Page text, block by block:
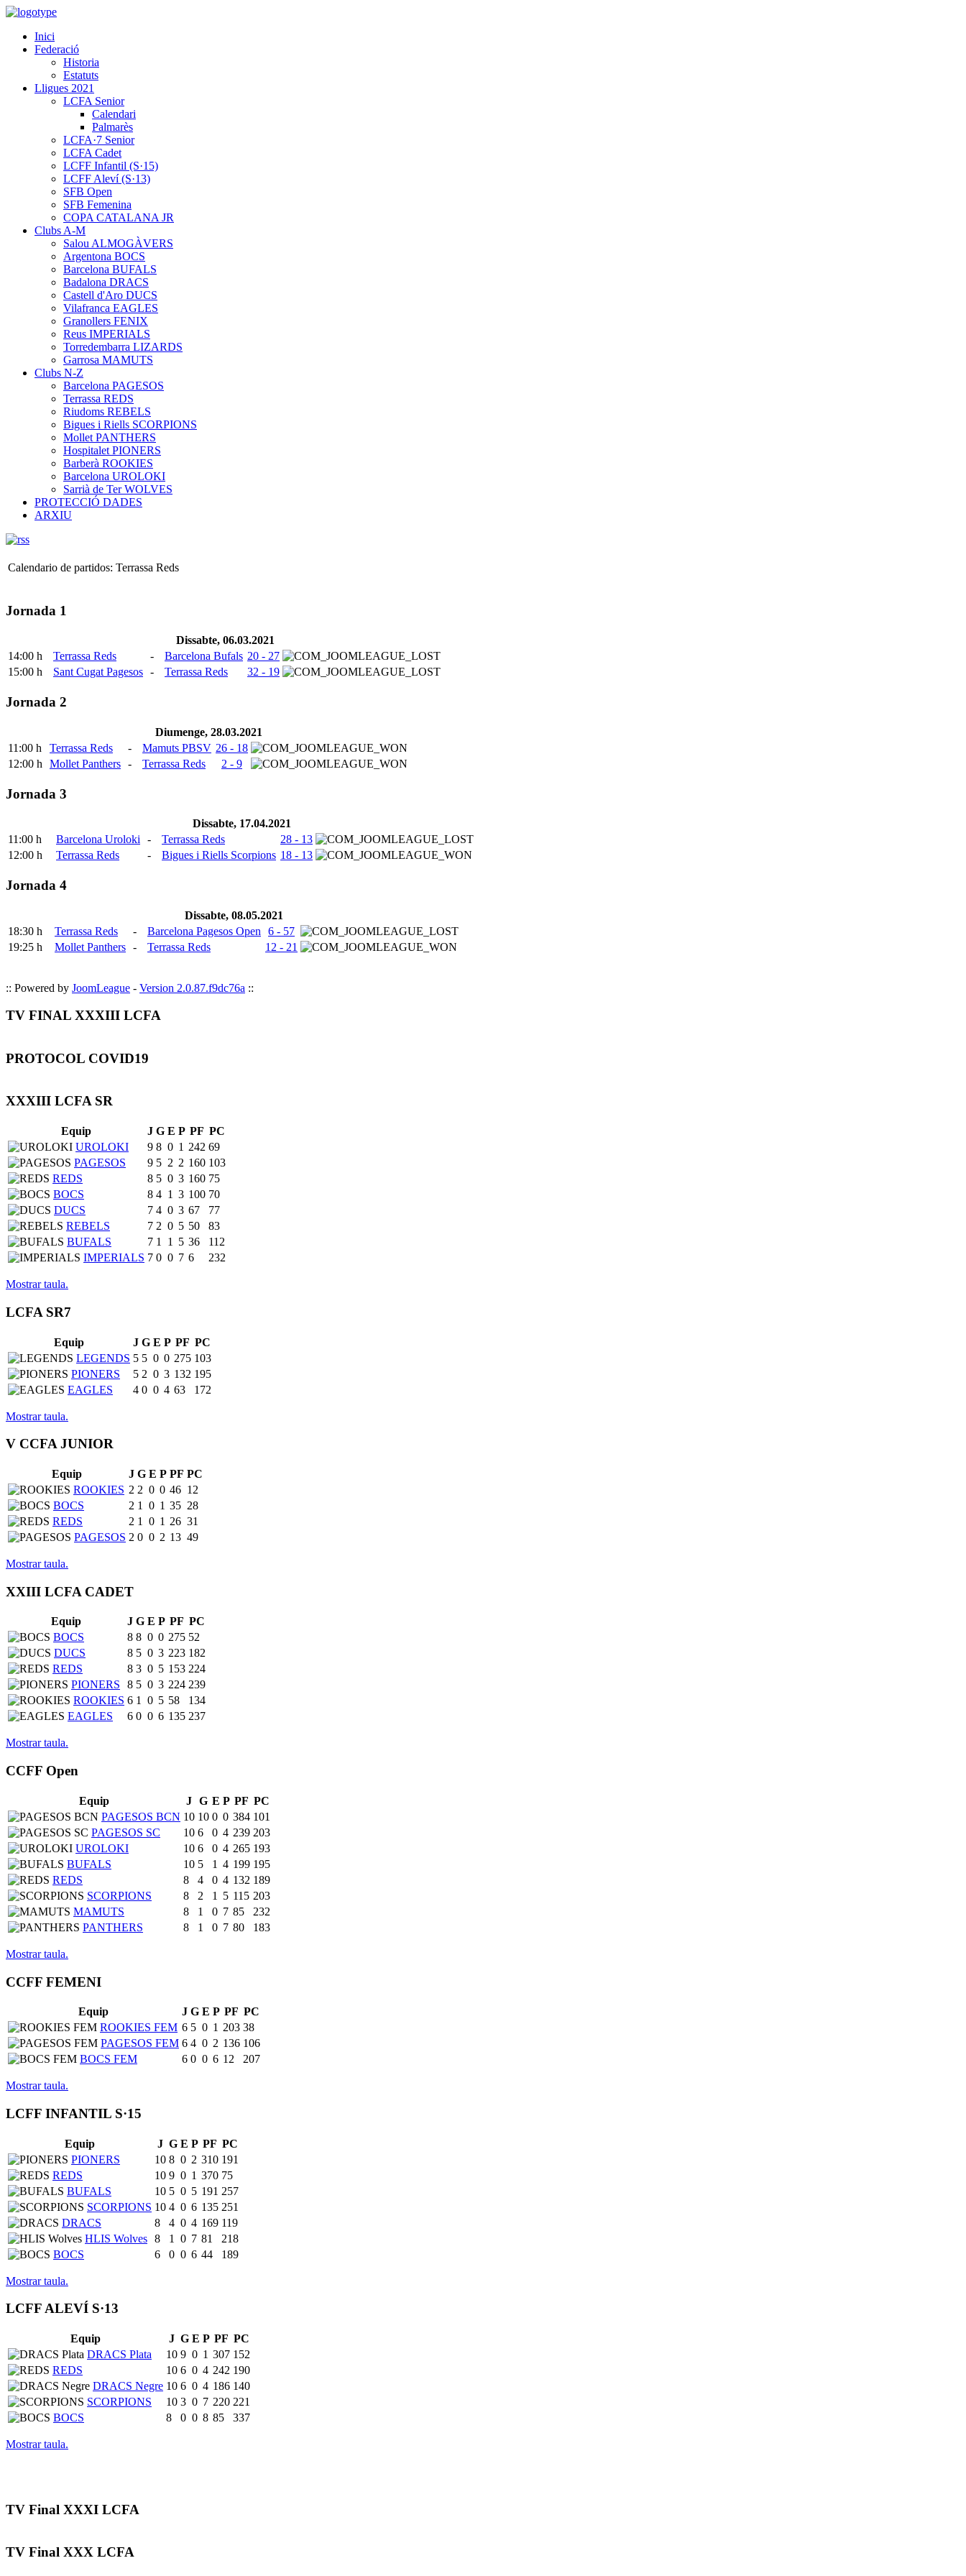
Inici
Federació
Historia
Estatuts
Lligues 2021
LCFA Senior
Calendari
Palmarès
LCFA·7 Senior
LCFA Cadet
LCFF Infantil (S·15)
LCFF Aleví (S·13)
SFB Open
SFB Femenina
COPA CATALANA JR
Clubs A-M
Salou ALMOGÀVERS
Argentona BOCS
Barcelona BUFALS
Badalona DRACS
Castell d'Aro DUCS
Vilafranca EAGLES
Granollers FENIX
Reus IMPERIALS
Torredembarra LIZARDS
Garrosa MAMUTS
Clubs N-Z
Barcelona PAGESOS
Terrassa REDS
Riudoms REBELS
Bigues i Riells SCORPIONS
Mollet PANTHERS
Hospitalet PIONERS
Barberà ROOKIES
Barcelona UROLOKI
Sarrià de Ter WOLVES
PROTECCIÓ DADES
ARXIU
Calendario de partidos: Terrassa Reds
Jornada 1
Dissabte, 06.03.2021
14:00 h
Terrassa Reds - Barcelona Bufals 20 - 27
15:00 h
Sant Cugat Pagesos - Terrassa Reds 32 - 19
Jornada 2
Diumenge, 28.03.2021
11:00 h
Terrassa Reds - Mamuts PBSV 26 - 18
12:00 h
Mollet Panthers - Terrassa Reds 2 - 9
Jornada 3
Dissabte, 17.04.2021
11:00 h
Barcelona Uroloki - Terrassa Reds
28 - 13
12:00 h
Terrassa Reds - Bigues i Riells Scorpions 18 - 13
Jornada 4
Dissabte, 08.05.2021
18:30 h
Terrassa Reds - Barcelona Pagesos Open
6 - 57
19:25 h
Mollet Panthers - Terrassa Reds 12 - 21
:: Powered by JoomLeague - Version 2.0.87.f9dc76a ::
TV FINAL XXXIII LCFA
PROTOCOL COVID19
XXXIII LCFA SR
Equip J G E P PF PC
UROLOKI
9 8 0 1 242 69
PAGESOS
9 5 2 2 160 103
REDS
8 5 0 3 160 75
BOCS
8 4 1 3 100 70
DUCS
7 4 0 3 67
77
REBELS
7 2 0 5 50
83
BUFALS
7 1 1 5 36
112
IMPERIALS 7 0 0 7 6 232
Mostrar taula.
LCFA SR7
Equip J G E P PF PC
LEGENDS 5 5 0 0 275 103
PIONERS
5 2 0 3 132 195
EAGLES
4 0 0 4 63 172
Mostrar taula.
V CCFA JUNIOR
Equip J G E P PF PC
ROOKIES 2 2 0 0 46 12
BOCS
2 1 0 1 35 28
REDS
2 1 0 1 26 31
PAGESOS 2 0 0 2 13 49
Mostrar taula.
XXIII LCFA CADET
Equip J G E P PF PC
BOCS
8 8 0 0 275 52
DUCS
8 5 0 3 223 182
REDS
8 3 0 5 153 224
PIONERS
8 5 0 3 224 239
ROOKIES 6 1 0 5 58
134
EAGLES
6 0 0 6 135 237
Mostrar taula.
CCFF Open
Equip J G E P PF PC
PAGESOS BCN 10 10 0 0 384 101
PAGESOS SC
10 6 0 4 239 203
UROLOKI
10 6 0 4 265 193
BUFALS
10 5 1 4 199 195
REDS
8 4 0 4 132 189
SCORPIONS
8 2 1 5 115 203
MAMUTS
8 1 0 7 85
232
PANTHERS
8 1 0 7 80 183
Mostrar taula.
CCFF FEMENI
Equip J G E P PF PC
ROOKIES FEM 6 5 0 1 203 38
PAGESOS FEM 6 4 0 2 136 106
BOCS FEM
6 0 0 6 12 207
Mostrar taula.
LCFF INFANTIL S·15
Equip J G E P PF PC
PIONERS
10 8 0 2 310 191
REDS
10 9 0 1 370 75
BUFALS
10 5 0 5 191 257
SCORPIONS 10 4 0 6 135 251
DRACS
8 4 0 4 169 119
HLIS Wolves 8 1 0 7 81
218
BOCS
6 0 0 6 44 189
Mostrar taula.
LCFF ALEVÍ S·13
Equip J G E P PF PC
DRACS Plata
10 9 0 1 307 152
REDS
10 6 0 4 242 190
DRACS Negre 10 6 0 4 186 140
SCORPIONS
10 3 0 7 220 221
BOCS
8 0 0 8 85 337
Mostrar taula.
TV Final XXXI LCFA
TV Final XXX LCFA